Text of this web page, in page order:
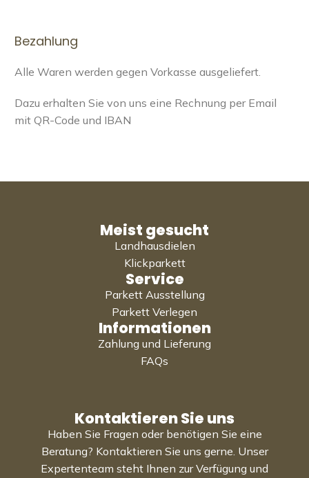
Bezahlung
Alle Waren werden gegen Vorkasse ausgeliefert.
Dazu erhalten Sie von uns eine Rechnung per Email
mit QR-Code und IBAN
Meist gesucht
Landhausdielen
Klickparkett
Service
Parkett Ausstellung
Parkett Verlegen
Informationen
Zahlung und Lieferung
FAQs
Kontaktieren Sie uns
Haben Sie Fragen oder benötigen Sie eine
Beratung? Kontaktieren Sie uns gerne. Unser
Expertenteam steht Ihnen zur Verfügung und